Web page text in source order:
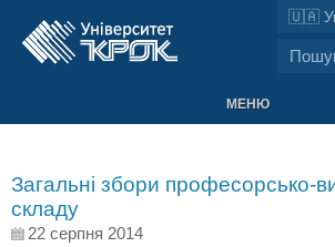
МЕНЮ
Загальні збори професорсько-
складу
22 серпня 2014